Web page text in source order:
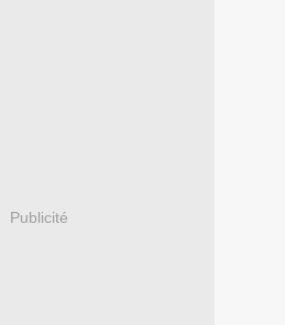
Publicité